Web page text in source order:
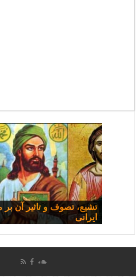
تشیع، تصوف و تاثیر آن
ایرانی
چرا همه شفا نمی‌یابند؟
مسیحی و سیاست:
سخنرانی‌ها